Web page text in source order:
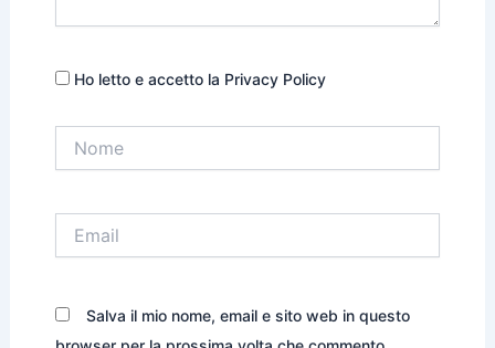
Ho letto e accetto la Privacy Policy
Salva il mio nome, email e sito web in questo